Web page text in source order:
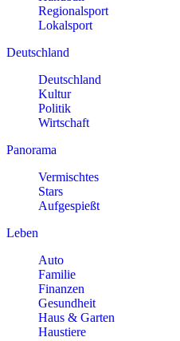
Regionalsport
Lokalsport
Deutschland
Deutschland
Kultur
Politik
Wirtschaft
Panorama
Vermischtes
Stars
Aufgespießt
Leben
Auto
Familie
Finanzen
Gesundheit
Haus & Garten
Haustiere